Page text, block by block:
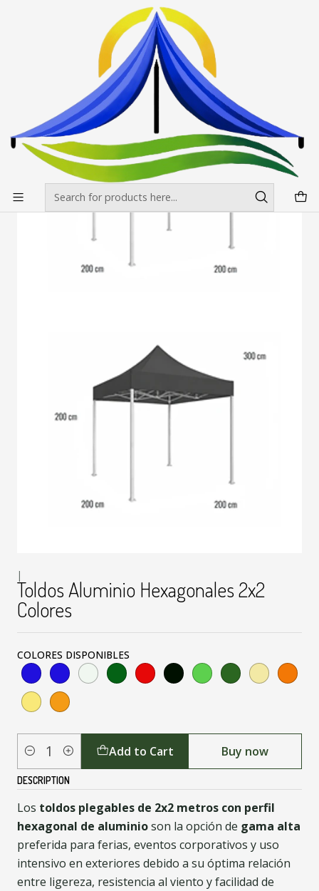
Envíos gratis desde $500.000 en Santiago
Toldos Aluminio Hex
Toldos Aluminio Hexagonales 2x2 Colores
|
Toldos Aluminio Hexagonales 2x2
Colores
COLORES DISPONIBLES
Quantity Add to Cart Buy now
DESCRIPTION
Los toldos plegables de 2x2 metros con perfil
hexagonal de aluminioson la opción de gama alta
preferida para ferias, eventos corporativos y uso
intensivo en exteriores debido a su óptima relación
entre ligereza, resistencia al viento y facilidad de